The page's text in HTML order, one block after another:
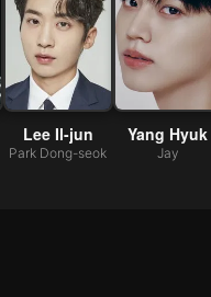
Lee Il-jun
Park Dong-seok
Yang Hyuk
Jay